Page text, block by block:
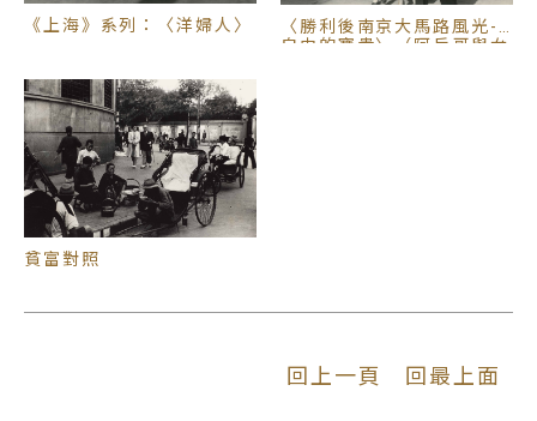
《上海》系列：〈洋婦人〉
〈勝利後南京大馬路風光-
自由的寶貴〉（阿兵哥與女
貧富對照
回上一頁 回最上面